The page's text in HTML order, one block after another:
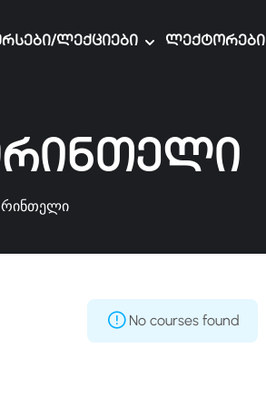
ლექციები Ლექტორები
No courses found